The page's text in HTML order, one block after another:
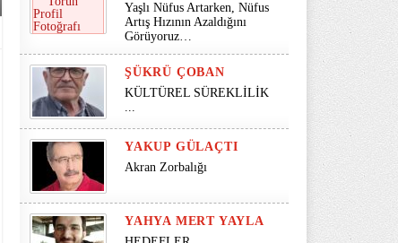
Yaşlı Nüfus Artarken, Nüfus
Artış Hızının Azaldığını
Görüyoruz…
ŞÜKRÜ ÇOBAN
KÜLTÜREL SÜREKLİLİK
...
YAKUP GÜLAÇTI
Akran Zorbalığı
YAHYA MERT YAYLA